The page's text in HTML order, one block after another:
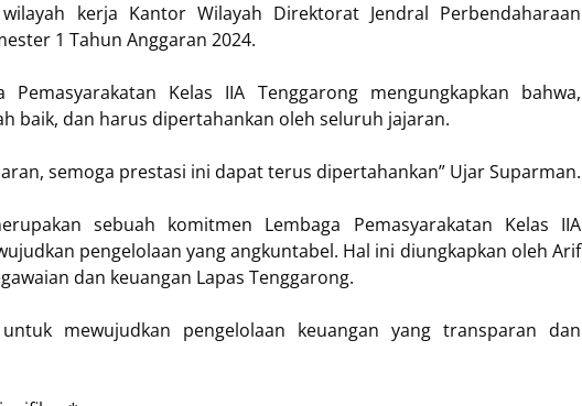
kerja Kantor Wilayah Direktorat Jendral Perbendaharaan
1 Tahun Anggaran 2024.
Pemasyarakatan Kelas IIA Tenggarong mengungkapkan bahwa,
baik, dan harus dipertahankan oleh seluruh jajaran.
semoga prestasi ini dapat terus dipertahankan” Ujar Suparman.
sebuah komitmen Lembaga Pemasyarakatan Kelas IIA
pengelolaan yang angkuntabel. Hal ini diungkapkan oleh Arif
dan keuangan Lapas Tenggarong.
mewujudkan pengelolaan keuangan yang transparan dan